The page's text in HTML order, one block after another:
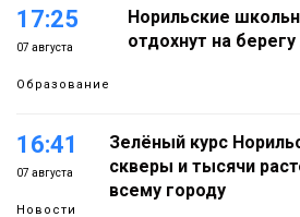
17:25
07 августа
Образование
Норильские
отдохнут на
16:41
07 августа
Новости
Зелёный курс
скверы и тысячи
всему городу